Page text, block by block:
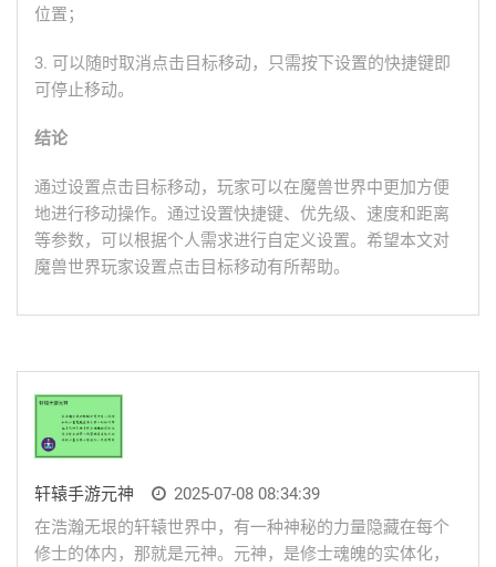
位置；
3. 可以随时取消点击目标移动，只需按下设置的快捷键即
可停止移动。
结论
通过设置点击目标移动，玩家可以在魔兽世界中更加方便
地进行移动操作。通过设置快捷键、优先级、速度和距离
等参数，可以根据个人需求进行自定义设置。希望本文对
魔兽世界玩家设置点击目标移动有所帮助。
轩辕手游元神
2025-07-08 08:34:39
在浩瀚无垠的轩辕世界中，有一种神秘的力量隐藏在每个
修士的体内，那就是元神。元神，是修士魂魄的实体化，